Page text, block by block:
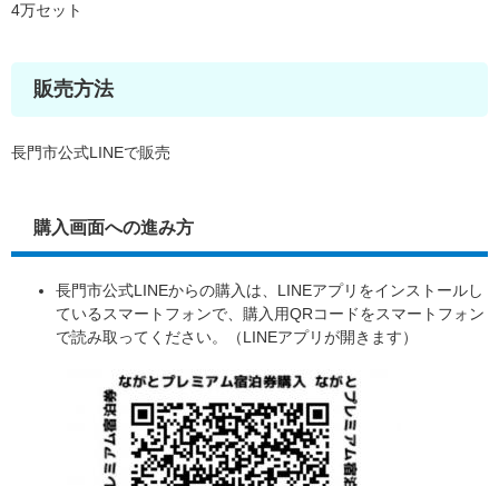
4万セット
販売方法
長門市公式LINEで販売
購入画面への進み方
長門市公式LINEからの購入は、LINEアプリをインストールし
ているスマートフォンで、購入用QRコードをスマートフォン
で読み取ってください。（LINEアプリが開きます）​